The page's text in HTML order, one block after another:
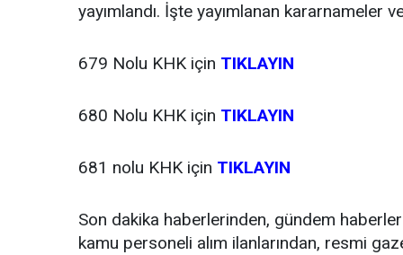
yayımlandı. İşte yayımlanan kararnameler
679 Nolu KHK için TIKLAYIN
680 Nolu KHK için TIKLAYIN
681 nolu KHK için TIKLAYIN
Son dakika haberlerinden, gündem
kamu personeli alım ilanlarından, resmi